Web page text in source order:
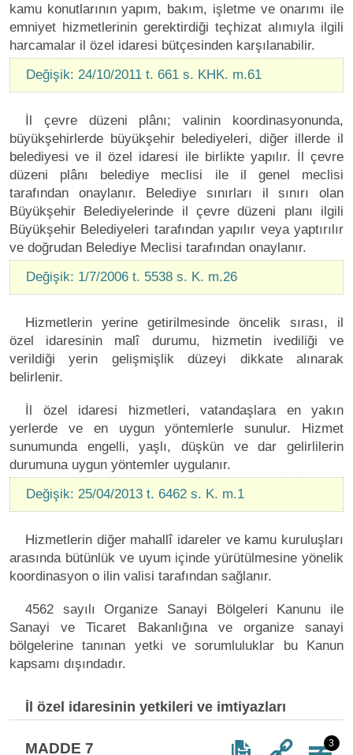
kamu konutlarının yapım, bakım, işletme ve onarımı ile
emniyet hizmetlerinin gerektirdiği teçhizat alımıyla ilgili
harcamalar il özel idaresi bütçesinden karşılanabilir.
Değişik: 24/10/2011 t. 661 s. KHK. m.61
İl çevre düzeni plânı; valinin koordinasyonunda,
büyükşehirlerde büyükşehir belediyeleri, diğer illerde il
belediyesi ve il özel idaresi ile birlikte yapılır. İl çevre
düzeni plânı belediye meclisi ile il genel meclisi
tarafından onaylanır. Belediye sınırları il sınırı olan
Büyükşehir Belediyelerinde il çevre düzeni planı ilgili
Büyükşehir Belediyeleri tarafından yapılır veya yaptırılır
ve doğrudan Belediye Meclisi tarafından onaylanır.
Değişik: 1/7/2006 t. 5538 s. K. m.26
Hizmetlerin yerine getirilmesinde öncelik sırası, il
özel idaresinin malî durumu, hizmetin ivediliği ve
verildiği yerin gelişmişlik düzeyi dikkate alınarak
belirlenir.
İl özel idaresi hizmetleri, vatandaşlara en yakın
yerlerde ve en uygun yöntemlerle sunulur. Hizmet
sunumunda engelli, yaşlı, düşkün ve dar gelirlilerin
durumuna uygun yöntemler uygulanır.
Değişik: 25/04/2013 t. 6462 s. K. m.1
Hizmetlerin diğer mahallî idareler ve kamu kuruluşları
arasında bütünlük ve uyum içinde yürütülmesine yönelik
koordinasyon o ilin valisi tarafından sağlanır.
4562 sayılı Organize Sanayi Bölgeleri Kanunu ile
Sanayi ve Ticaret Bakanlığına ve organize sanayi
bölgelerine tanınan yetki ve sorumluluklar bu Kanun
kapsamı dışındadır.
İl özel idaresinin yetkileri ve imtiyazları
MADDE 7 3